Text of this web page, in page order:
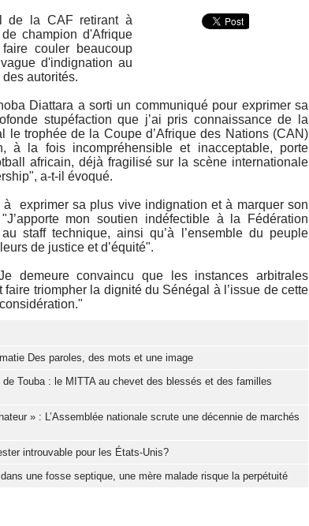
de la CAF retirant à
champion d'Afrique
couler beaucoup
d'indignation au
autorités.
Diattara a sorti un communiqué pour exprimer sa
stupéfaction que j’ai pris connaissance de la
trophée de la Coupe d’Afrique des Nations (CAN)
à la fois incompréhensible et inacceptable, porte
africain, déjà fragilisé sur la scène internationale
a-t-il évoqué.
exprimer sa plus vive indignation et à marquer son
mon soutien indéfectible à la Fédération
staff technique, ainsi qu’à l’ensemble du peuple
de justice et d’équité".
demeure convaincu que les instances arbitrales
triompher la dignité du Sénégal à l’issue de cette
Des paroles, des mots et une image
Touba : le MITTA au chevet des blessés et des familles
» : L’Assemblée nationale scrute une décennie de marchés
introuvable pour les États-Unis?
une fosse septique, une mère malade risque la perpétuité